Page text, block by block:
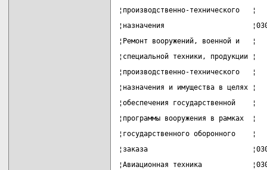
¦производственно-
¦назначения
¦Ремонт вооружений,
¦специальной техники,
¦производственно-
¦назначения и имущества в
¦обеспечения
¦программы вооружения в
¦государственного
¦заказа
¦Авиационная техника